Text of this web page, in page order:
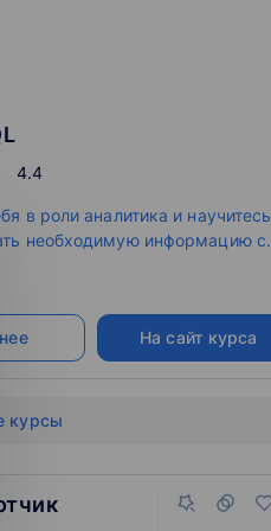
4.4
в роли аналитика и научитесь
необходимую информацию с
На сайт курса
курсы